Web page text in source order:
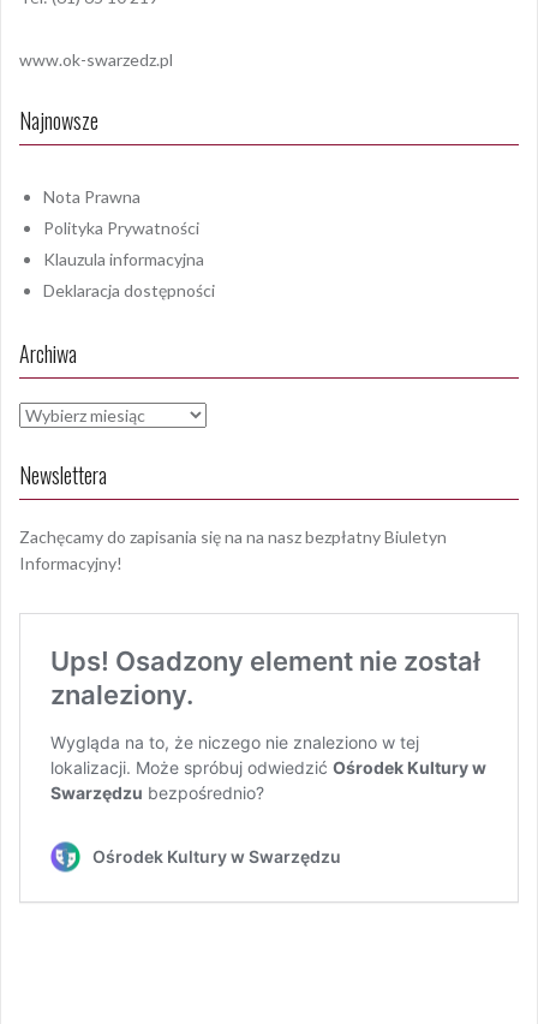
www.ok-swarzedz.pl
Najnowsze
Nota Prawna
Polityka Prywatności
Klauzula informacyjna
Deklaracja dostępności
Archiwa
Archiwa
Newslettera
Zachęcamy do zapisania się na na nasz bezpłatny Biuletyn
Informacyjny!